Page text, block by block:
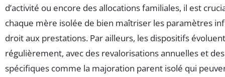
d’activité ou encore des allocations familiales, il est
chaque mère isolée de bien maîtriser les paramètres
droit aux prestations. Par ailleurs, les dispositifs évoluent
régulièrement, avec des revalorisations annuelles et
spécifiques comme la majoration parent isolé qui